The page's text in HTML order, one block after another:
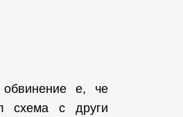
обвинение е, че
схема с други